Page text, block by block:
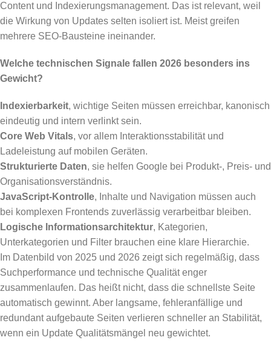
Content und Indexierungsmanagement. Das ist relevant, weil
die Wirkung von Updates selten isoliert ist. Meist greifen
mehrere SEO-Bausteine ineinander.
Welche technischen Signale fallen 2026 besonders ins
Gewicht?
Indexierbarkeit, wichtige Seiten müssen erreichbar, kanonisch
eindeutig und intern verlinkt sein.
Core Web Vitals, vor allem Interaktionsstabilität und
Ladeleistung auf mobilen Geräten.
Strukturierte Daten, sie helfen Google bei Produkt-, Preis- und
Organisationsverständnis.
JavaScript-Kontrolle, Inhalte und Navigation müssen auch
bei komplexen Frontends zuverlässig verarbeitbar bleiben.
Logische Informationsarchitektur, Kategorien,
Unterkategorien und Filter brauchen eine klare Hierarchie.
Im Datenbild von 2025 und 2026 zeigt sich regelmäßig, dass
Suchperformance und technische Qualität enger
zusammenlaufen. Das heißt nicht, dass die schnellste Seite
automatisch gewinnt. Aber langsame, fehleranfällige und
redundant aufgebaute Seiten verlieren schneller an Stabilität,
wenn ein Update Qualitätsmängel neu gewichtet.